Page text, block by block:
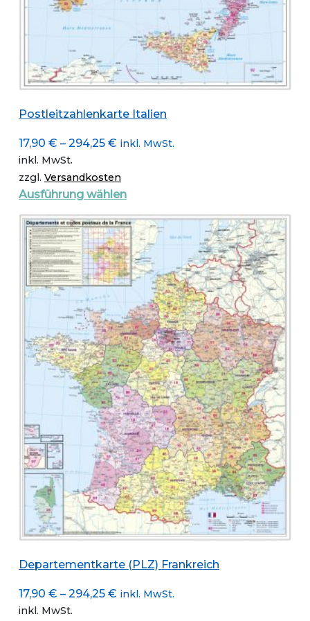
Postleitzahlenkarte Italien
17,90 € – 294,25 € inkl. MwSt.
inkl. MwSt.
zzgl. Versandkosten
Ausführung wählenDieses
weist
mehrere
Varianten
auf.
Optionen
können
auf
der
Produktseite
gewählt
werden
Departementkarte (PLZ) Frankreich
17,90 € – 294,25 € inkl. MwSt.
inkl. MwSt.